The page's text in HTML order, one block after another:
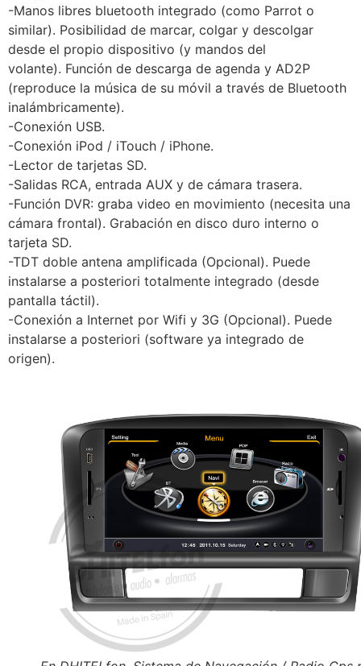
-Manos libres bluetooth integrado (como Parrot o
similar). Posibilidad de marcar, colgar y descolgar
desde el propio dispositivo (y mandos del
volante). Función de descarga de agenda y AD2P
(reproduce la música de su móvil a través de Bluetooth
inalámbricamente).
-Conexión USB.
-Conexión iPod / iTouch / iPhone.
-Lector de tarjetas SD.
-Salidas RCA, entrada AUX y de cámara trasera.
-Función DVR: graba video en movimiento (necesita una
cámara frontal). Grabación en disco duro interno o
tarjeta SD.
-TDT doble antena amplificada (Opcional). Puede
instalarse a posteriori totalmente integrado (desde
pantalla táctil).
-Conexión a Internet por Wifi y 3G (Opcional). Puede
instalarse a posteriori (software ya integrado de
origen).